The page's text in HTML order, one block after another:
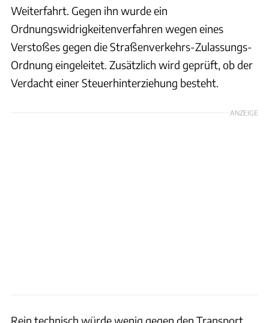
Weiterfahrt. Gegen ihn wurde ein
Ordnungswidrigkeitenverfahren wegen eines
Verstoßes gegen die Straßenverkehrs-Zulassungs-
Ordnung eingeleitet. Zusätzlich wird geprüft, ob der
Verdacht einer Steuerhinterziehung besteht.
ANZEIGE
Rein technisch würde wenig gegen den Transport